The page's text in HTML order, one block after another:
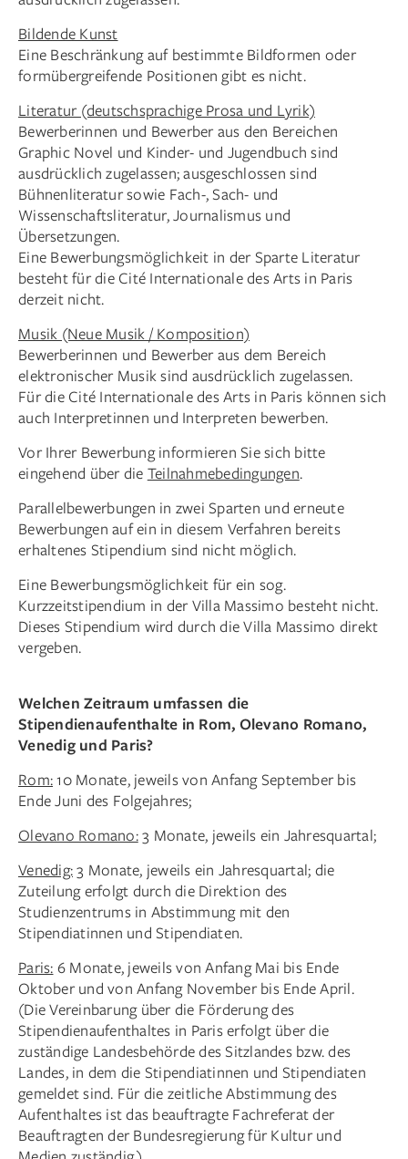
Bildende Kunst
Eine Beschränkung auf bestimmte Bildformen oder
formübergreifende Positionen gibt es nicht.
Literatur (deutschsprachige Prosa und Lyrik)
Bewerberinnen und Bewerber aus den Bereichen
Graphic Novel und Kinder- und Jugendbuch sind
ausdrücklich zugelassen; ausgeschlossen sind
Bühnenliteratur sowie Fach-, Sach- und
Wissenschaftsliteratur, Journalismus und
Übersetzungen.
Eine Bewerbungsmöglichkeit in der Sparte Literatur
besteht für die Cité Internationale des Arts in Paris
derzeit nicht.
Musik (Neue Musik / Komposition)
Bewerberinnen und Bewerber aus dem Bereich
elektronischer Musik sind ausdrücklich zugelassen.
Für die Cité Internationale des Arts in Paris können sich
auch Interpretinnen und Interpreten bewerben.
Vor Ihrer Bewerbung informieren Sie sich bitte
eingehend über die Teilnahmebedingungen.
Parallelbewerbungen in zwei Sparten und erneute
Bewerbungen auf ein in diesem Verfahren bereits
erhaltenes Stipendium sind nicht möglich.
Eine Bewerbungsmöglichkeit für ein sog.
Kurzzeitstipendium in der Villa Massimo besteht nicht.
Dieses Stipendium wird durch die Villa Massimo direkt
vergeben.
Welchen Zeitraum umfassen die
Stipendienaufenthalte in Rom, Olevano Romano,
Venedig und Paris?
Rom:10 Monate, jeweils von Anfang September bis
Ende Juni des Folgejahres;
Olevano Romano:3 Monate, jeweils ein Jahresquartal;
Venedig:3 Monate, jeweils ein Jahresquartal; die
Zuteilung erfolgt durch die Direktion des
Studienzentrums in Abstimmung mit den
Stipendiatinnen und Stipendiaten.
Paris: 6 Monate, jeweils von Anfang Mai bis Ende
Oktober und von Anfang November bis Ende April.
(Die Vereinbarung über die Förderung des
Stipendienaufenthaltes in Paris erfolgt über die
zuständige Landesbehörde des Sitzlandes bzw. des
Landes, in dem die Stipendiatinnen und Stipendiaten
gemeldet sind. Für die zeitliche Abstimmung des
Aufenthaltes ist das beauftragte Fachreferat der
Beauftragten der Bundesregierung für Kultur und